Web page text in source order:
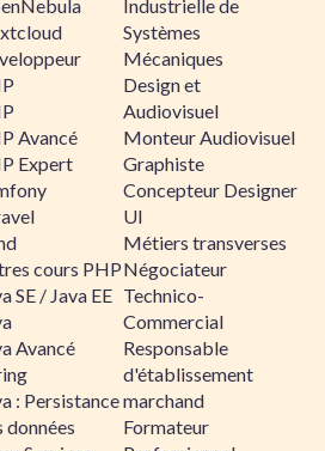
Avancé
Expert
cours PHP
SE / Java EE
Avancé
: Persistance
données
Industrielle de
Systèmes
Mécaniques
Design et
Audiovisuel
Monteur Audiovisuel
Graphiste
Concepteur Designer
UI
Métiers transverses
Négociateur
Technico-
Commercial
Responsable
d'établissement
marchand
Formateur